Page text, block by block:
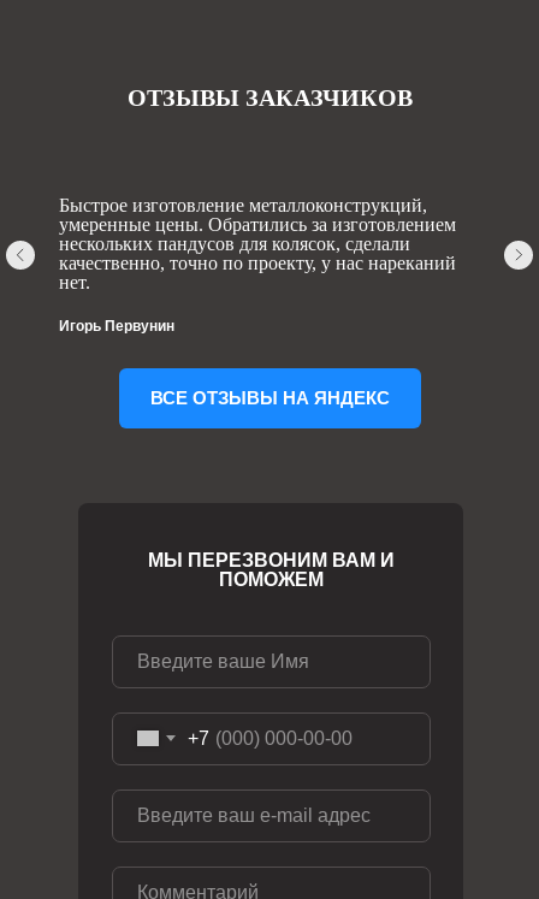
ОТЗЫВЫ ЗАКАЗЧИКОВ
Быстрое изготовление металлоконструкций,
умеренные цены. Обратились за изготовлением
нескольких пандусов для колясок, сделали
качественно, точно по проекту, у нас нареканий
нет.
Игорь Первунин
ВСЕ ОТЗЫВЫ НА ЯНДЕКС
+7
МЫ ПЕРЕЗВОНИМ ВАМ И
ПОМОЖЕМ